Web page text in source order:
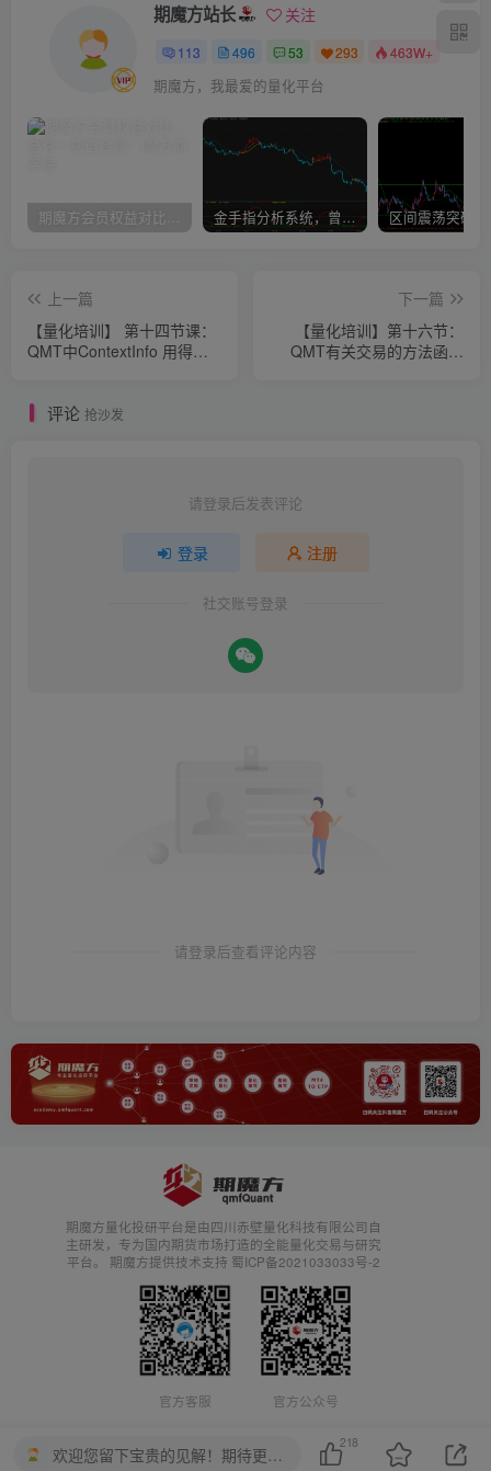
期魔方站长 关注
113 496 53 293 463W+
期魔方，我最爱的量化平台
期魔方会员权益对比，总有一项适合您！ 金手指分析系统，曾经市场价39800
上一篇
【量化培训】 第十四节课：
QMT中ContextInfo 用得最
下一篇
【量化培训】第十六节：
QMT有关交易的方法函数
评论 抢沙发
请登录后发表评论
登录 注册
社交账号登录
请登录后查看评论内容
期魔方量化投研平台是由四川赤壁量化科技有限公司自
主研发，专为国内期货市场打造的全能量化交易与研究
平台。 期魔方提供技术支持 蜀ICP备2021033033号-2
官方客服 官方公众号
欢迎您留下宝贵的见解！期待更多的思路碰撞~
218